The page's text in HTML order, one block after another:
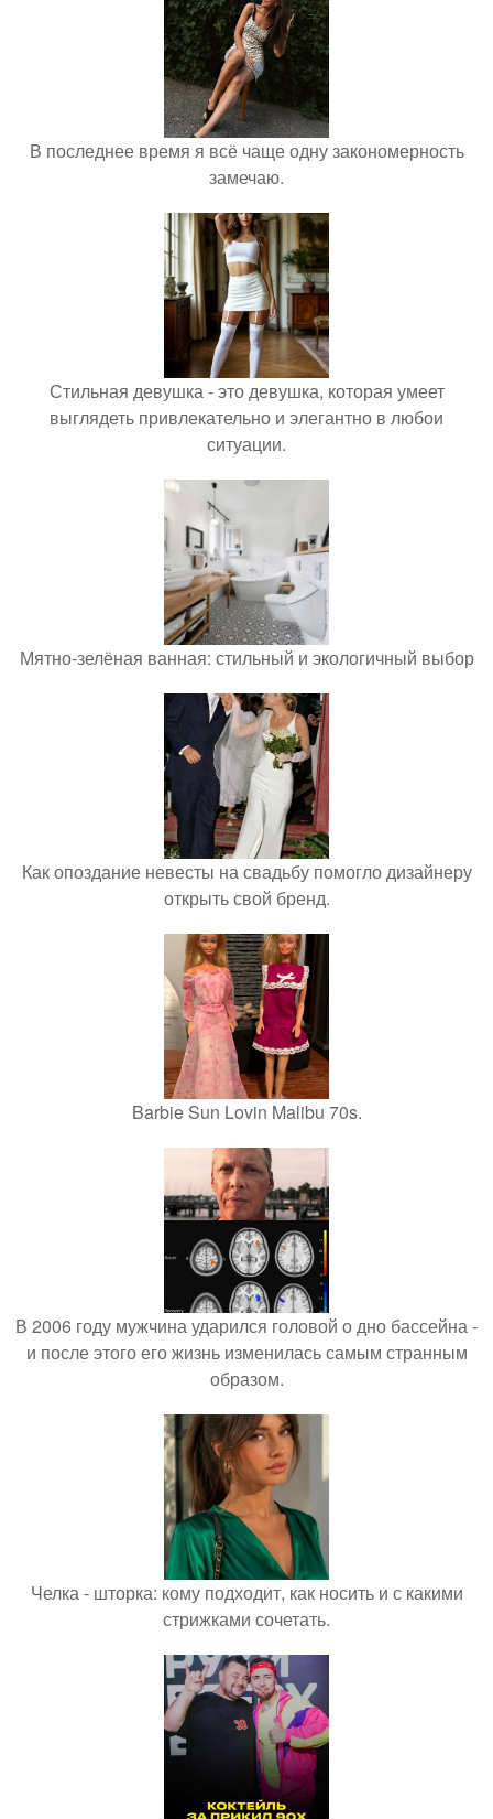
В последнее время я всё чаще одну закономерность
замечаю.
Стильная девушка - это девушка, которая умеет
выглядеть привлекательно и элегантно в любои
ситуации.
Мятно-зелёная ванная: стильный и экологичный выбор
Как опоздание невесты на свадьбу помогло дизайнеру
открыть свой бренд.
Barbie Sun Lovin Malibu 70s.
В 2006 году мужчина ударился головой о дно бассейна -
и после этого его жизнь изменилась самым странным
образом.
Челка - шторка: кому подходит, как носить и с какими
стрижками сочетать.